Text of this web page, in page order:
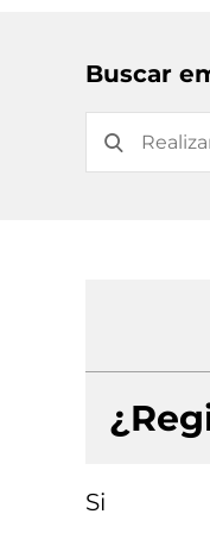
Buscar
Si